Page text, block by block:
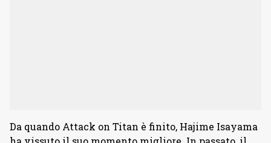
Da quando Attack on Titan è finito, Hajime Isayama